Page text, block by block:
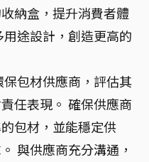
納盒，提升消費者體
途設計，創造更高的
包材供應商，評估其
任表現。 確保供應商
包材，並能穩定供
與供應商充分溝通，